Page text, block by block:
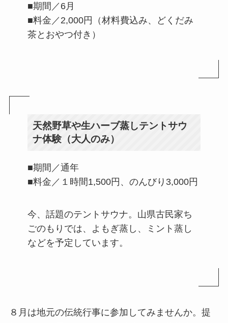
■期間／6月
■料金／2,000円（材料費込み、どくだみ
茶とおやつ付き）
天然野草や生ハーブ蒸しテントサウ
ナ体験（大人のみ）
■期間／通年
■料金／１時間1,500円、のんびり3,000円
今、話題のテントサウナ。山県古民家ち
ごのもりでは、よもぎ蒸し、ミント蒸し
などを予定しています。
８月は地元の伝統行事に参加してみませんか。提